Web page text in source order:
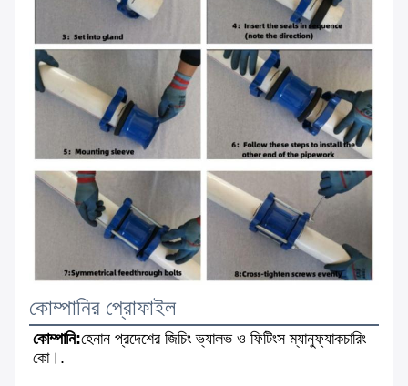
কোম্পানির প্রোফাইল
কোম্পানি:হেনান প্রদেশের জিচিং ভ্যালভ ও ফিটিংস ম্যানুফ্যাকচারিং
কো। .